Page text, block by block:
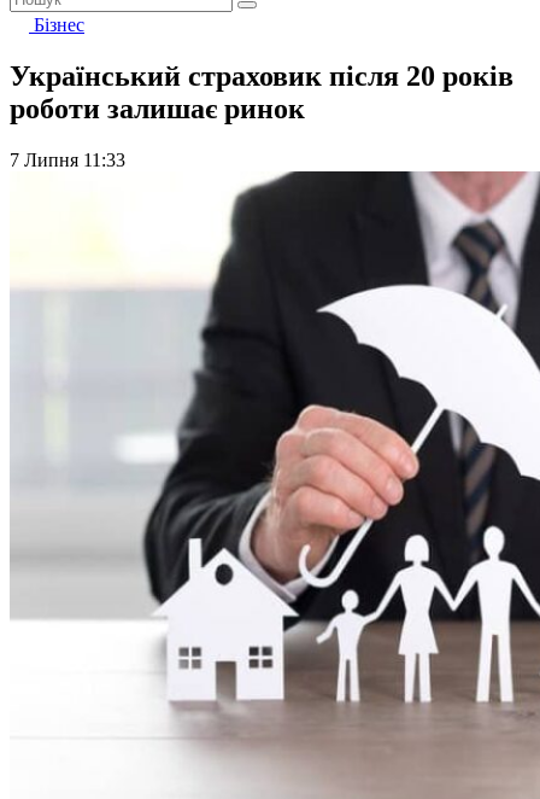
Бізнес
Український страховик після 20 років
роботи залишає ринок
7 Липня 11:33